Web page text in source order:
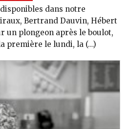
dans notre
Bertrand Dauvin, Hébert
un plongeon après le boulot,
première le lundi, la (…)